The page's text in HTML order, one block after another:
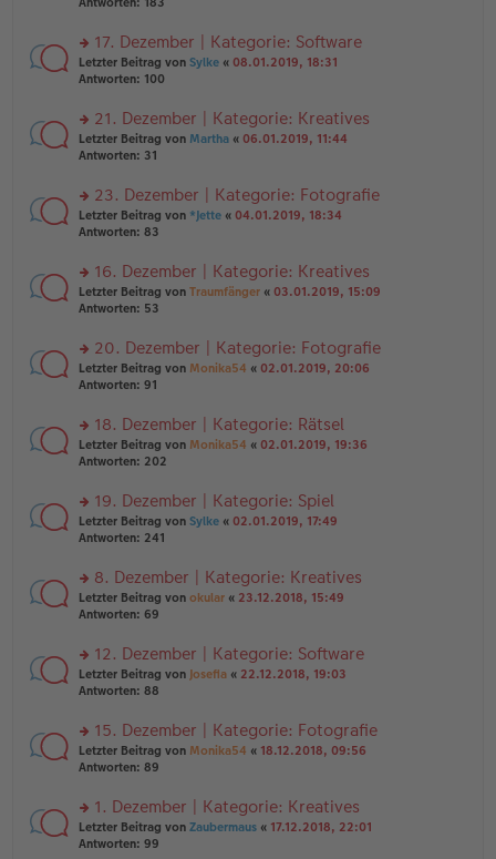
g
tr
a
g
el
e
n
er
tr
a
g
n
g
el
e
n
er
tr
a
g
rs
te
n
g
el
e
n
er
tr
a
g
17. Dezember | Kategorie: Software
Letzter Beitrag von Sylke « 08.01.2019, 18:31
Antworten: 100
rs
te
n
g
el
e
n
er
tr
a
g
21. Dezember | Kategorie: Kreatives
Letzter Beitrag von Martha « 06.01.2019, 11:44
Antworten: 31
rs
te
n
g
el
e
n
er
tr
a
g
23. Dezember | Kategorie: Fotografie
Letzter Beitrag von *Jette « 04.01.2019, 18:34
Antworten: 83
rs
te
n
g
el
e
n
er
tr
a
g
16. Dezember | Kategorie: Kreatives
Letzter Beitrag von Traumfänger « 03.01.2019, 15:09
Antworten: 53
rs
te
n
g
el
e
n
er
tr
a
g
20. Dezember | Kategorie: Fotografie
Letzter Beitrag von Monika54 « 02.01.2019, 20:06
Antworten: 91
rs
te
n
g
el
e
n
er
tr
a
g
18. Dezember | Kategorie: Rätsel
Letzter Beitrag von Monika54 « 02.01.2019, 19:36
Antworten: 202
rs
te
n
g
el
e
n
er
tr
a
g
19. Dezember | Kategorie: Spiel
Letzter Beitrag von Sylke « 02.01.2019, 17:49
Antworten: 241
rs
te
n
g
el
e
n
er
tr
a
g
8. Dezember | Kategorie: Kreatives
Letzter Beitrag von okular « 23.12.2018, 15:49
Antworten: 69
rs
te
n
g
el
e
n
er
12. Dezember | Kategorie: Software
Letzter Beitrag von Josefia « 22.12.2018, 19:03
Antworten: 88
rs
te
n
g
el
15. Dezember | Kategorie: Fotografie
Letzter Beitrag von Monika54 « 18.12.2018, 09:56
Antworten: 89
rs
te
1. Dezember | Kategorie: Kreatives
Letzter Beitrag von Zaubermaus « 17.12.2018, 22:01
Antworten: 99